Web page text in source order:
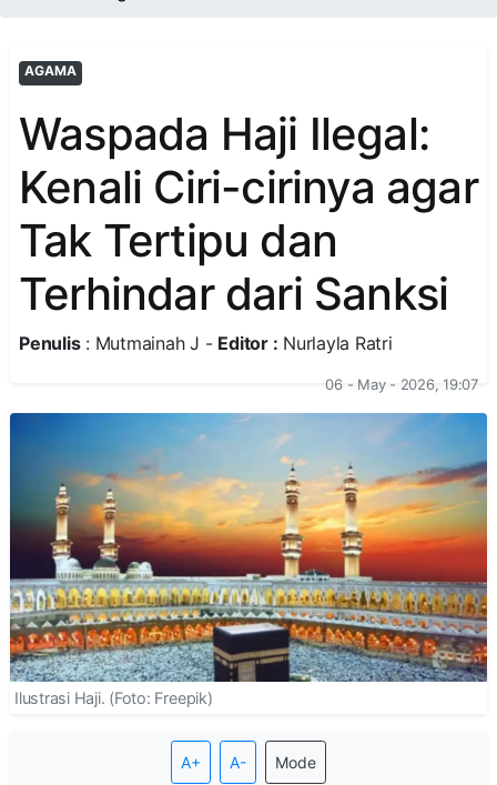
AGAMA
Waspada Haji Ilegal:
Kenali Ciri-cirinya agar
Tak Tertipu dan
Terhindar dari Sanksi
Penulis: Mutmainah J - Editor : Nurlayla Ratri
06 - May - 2026, 19:07
Ilustrasi Haji. (Foto: Freepik)
A+ A- Mode